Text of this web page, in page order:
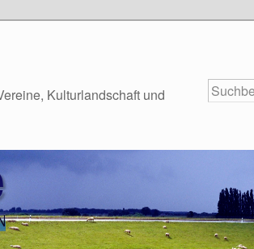
Kulturlandschaft und